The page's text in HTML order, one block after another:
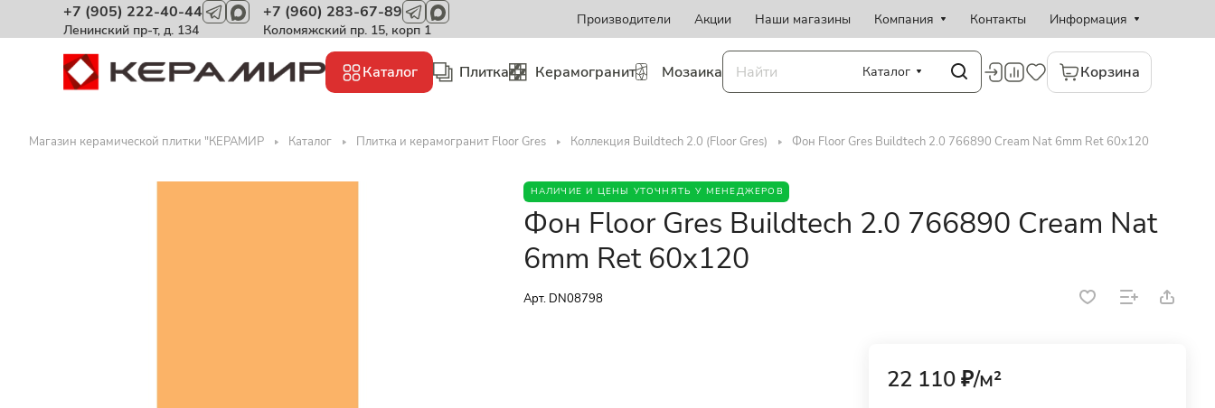
+7 (905) 222-40-44
Ленинский пр-т, д. 134
+7 (960) 283-67-89
Коломяжский пр. 15, корп 1
Производители Акции Наши магазины Компания Контакты Информация
Каталог Плитка Керамогранит Мозаика Каталог Корзина
Магазин керамической плитки "КЕРАМИР Каталог Плитка и керамогранит Floor Gres Коллекция Buildtech 2.0 (Floor Gres) Фон Floor Gres Buildtech 2.0 766890 Cream Nat 6mm Ret 60x120
НАЛИЧИЕ И ЦЕНЫ УТОЧНЯТЬ У МЕНЕДЖЕРОВ
Фон Floor Gres Buildtech 2.0 766890 Cream Nat
6mm Ret 60x120
Арт. DN08798
22 110 ₽/м²